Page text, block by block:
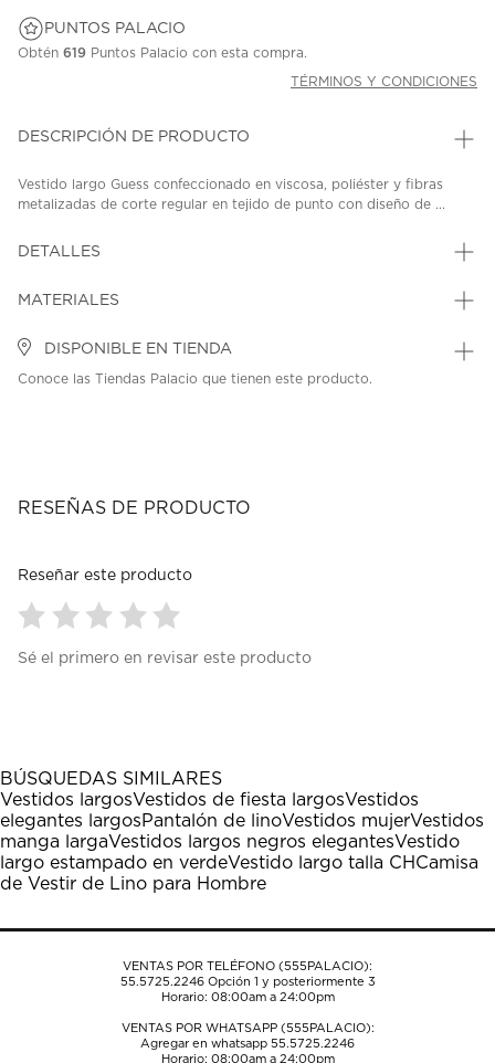
PUNTOS PALACIO
Obtén 619 Puntos Palacio con esta compra.
TÉRMINOS Y CONDICIONES
DESCRIPCIÓN DE PRODUCTO
Vestido largo Guess confeccionado en viscosa, poliéster y fibras
metalizadas de corte regular en tejido de punto con diseño de ...
DETALLES
MATERIALES
DISPONIBLE EN TIENDA
Conoce las Tiendas Palacio que tienen este producto.
RESEÑAS DE PRODUCTO
Reseñar este producto
para
1
estrella
Esta
acción
abrirá
el
formulario
envío.
para
estrellas.
Esta
acción
abrirá
el
formulario
envío.
para
estrellas.
Esta
acción
abrirá
el
formulario
envío.
para
estrellas.
Esta
acción
abrirá
el
formulario
envío.
para
estrellas.
Esta
acción
abrirá
el
formulario
envío.
Sé el primero en revisar este producto
BÚSQUEDAS SIMILARES
Vestidos largosVestidos de fiesta largosVestidos
elegantes largosPantalón de linoVestidos mujerVestidos
manga largaVestidos largos negros elegantesVestido
largo estampado en verdeVestido largo talla CHCamisa
de Vestir de Lino para Hombre
VENTAS POR TELÉFONO (555PALACIO):
55.5725.2246Opción 1 y posteriormente 3
Horario: 08:00am a 24:00pm
VENTAS POR WHATSAPP (555PALACIO):
Agregar en whatsapp 55.5725.2246
Horario: 08:00am a 24:00pm